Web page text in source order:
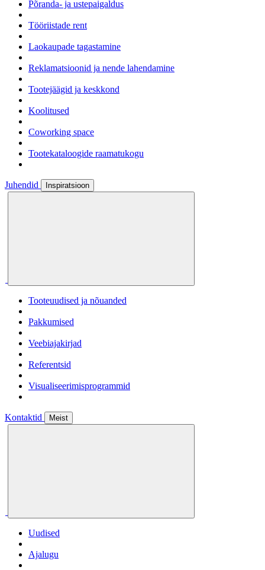
Põranda- ja ustepaigaldus
Tööriistade rent
Laokaupade tagastamine
Reklamatsioonid ja nende lahendamine
Tootejäägid ja keskkond
Koolitused
Coworking space
Tootekataloogide raamatukogu
Juhendid Inspiratsioon
Tooteuudised ja nõuanded
Pakkumised
Veebiajakirjad
Referentsid
Visualiseerimisprogrammid
Kontaktid Meist
Uudised
Ajalugu